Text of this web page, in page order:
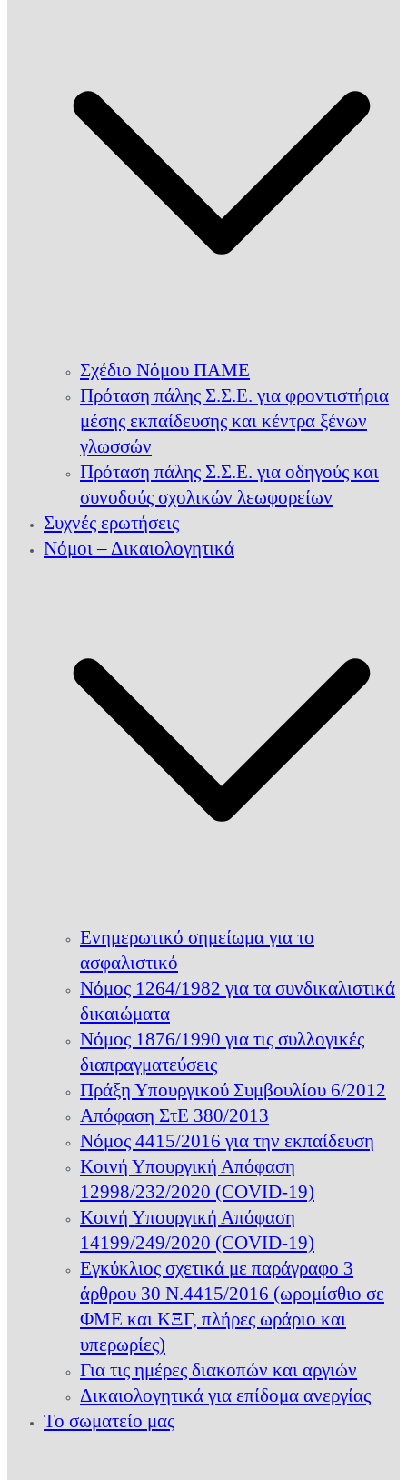
Σχέδιο Νόμου ΠΑΜΕ
Πρόταση πάλης Σ.Σ.Ε. για φροντιστήρια
μέσης εκπαίδευσης και κέντρα ξένων
γλωσσών
Πρόταση πάλης Σ.Σ.Ε. για οδηγούς και
συνοδούς σχολικών λεωφορείων
Συχνές ερωτήσεις
Νόμοι – Δικαιολογητικά
Ενημερωτικό σημείωμα για το
ασφαλιστικό
Νόμος 1264/1982 για τα συνδικαλιστικά
δικαιώματα
Νόμος 1876/1990 για τις συλλογικές
διαπραγματεύσεις
Πράξη Υπουργικού Συμβουλίου 6/2012
Απόφαση ΣτΕ 380/2013
Νόμος 4415/2016 για την εκπαίδευση
Κοινή Υπουργική Απόφαση
12998/232/2020 (COVID-19)
Κοινή Υπουργική Απόφαση
14199/249/2020 (COVID-19)
Εγκύκλιος σχετικά με παράγραφο 3
άρθρου 30 Ν.4415/2016 (ωρομίσθιο σε
ΦΜΕ και ΚΞΓ, πλήρες ωράριο και
υπερωρίες)
Για τις ημέρες διακοπών και αργιών
Δικαιολογητικά για επίδομα ανεργίας
Το σωματείο μας